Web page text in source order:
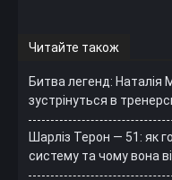
Читайте також
Битва легенд: Наталія
зустрінуться в
Шарліз Терон — 51: як
систему та чому вона